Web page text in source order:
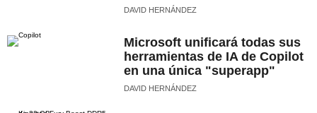
DAVID HERNÁNDEZ
Microsoft unificará todas sus
herramientas de IA de Copilot
en una única "superapp"
DAVID HERNÁNDEZ